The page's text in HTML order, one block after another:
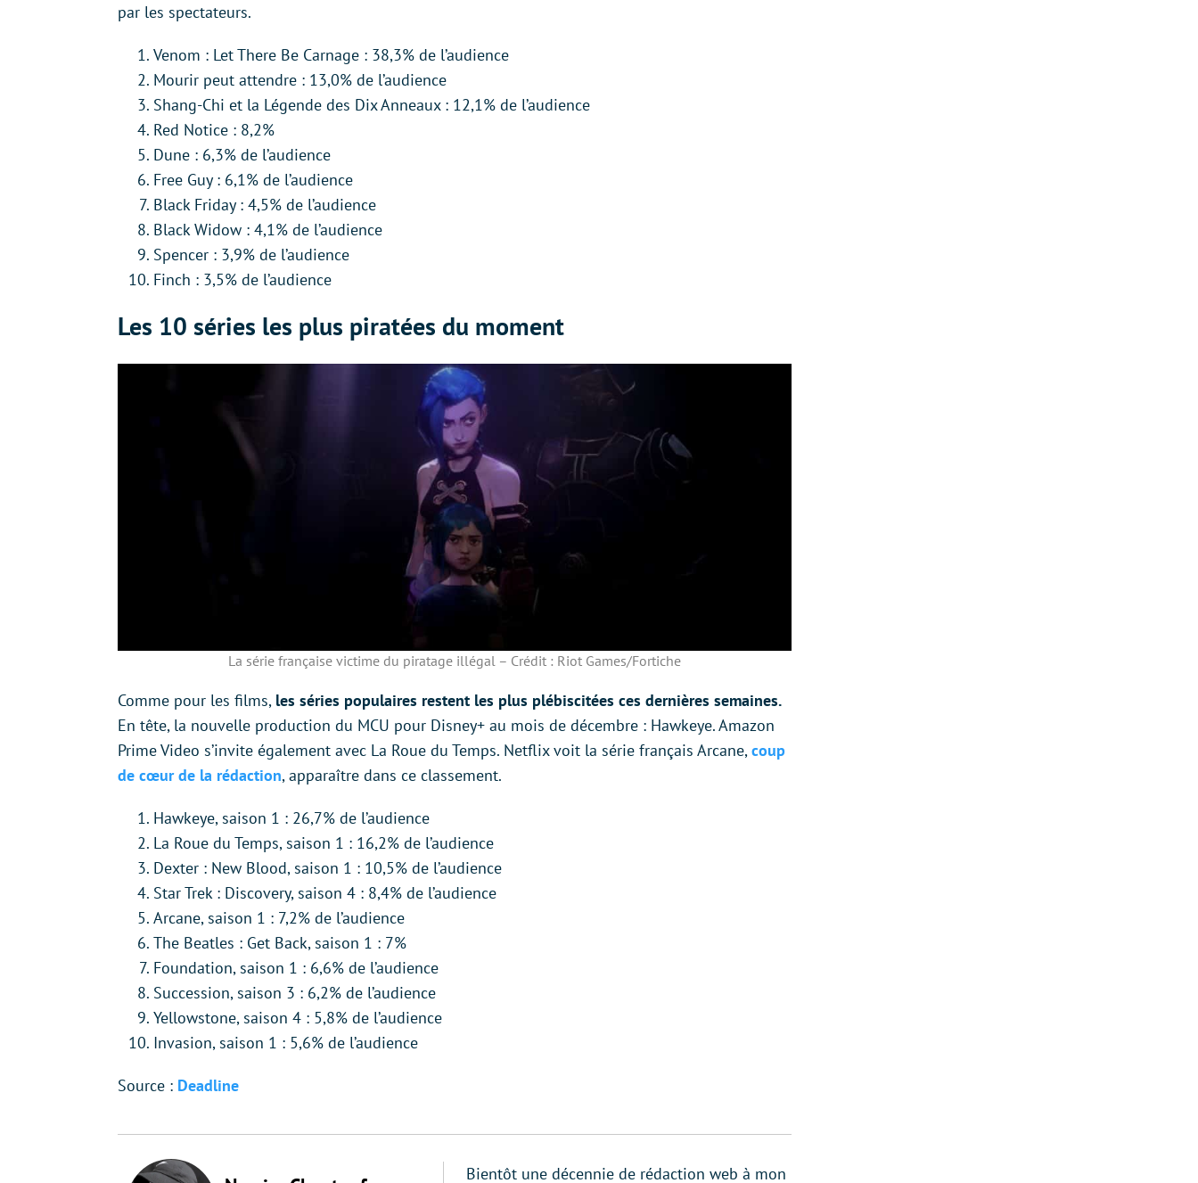
par les spectateurs.
Venom : Let There Be Carnage : 38,3% de l’audience
Mourir peut attendre : 13,0% de l’audience
Shang-Chi et la Légende des Dix Anneaux : 12,1% de l’audience
Red Notice : 8,2%
Dune : 6,3% de l’audience
Free Guy : 6,1% de l’audience
Black Friday : 4,5% de l’audience
Black Widow : 4,1% de l’audience
Spencer : 3,9% de l’audience
Finch : 3,5% de l’audience
Les 10 séries les plus piratées du moment
La série française victime du piratage illégal – Crédit : Riot Games/Fortiche
Comme pour les films, les séries populaires restent les plus plébiscitées ces dernières semaines.
En tête, la nouvelle production du MCU pour Disney+ au mois de décembre : Hawkeye. Amazon
Prime Video s’invite également avec La Roue du Temps. Netflix voit la série français Arcane,coup
de cœur de la rédaction, apparaître dans ce classement.
Hawkeye, saison 1 : 26,7% de l’audience
La Roue du Temps, saison 1 : 16,2% de l’audience
Dexter : New Blood, saison 1 : 10,5% de l’audience
Star Trek : Discovery, saison 4 : 8,4% de l’audience
Arcane, saison 1 : 7,2% de l’audience
The Beatles : Get Back, saison 1 : 7%
Foundation, saison 1 : 6,6% de l’audience
Succession, saison 3 : 6,2% de l’audience
Yellowstone, saison 4 : 5,8% de l’audience
Invasion, saison 1 : 5,6% de l’audience
Source : Deadline
Bientôt une décennie de rédaction web à mon